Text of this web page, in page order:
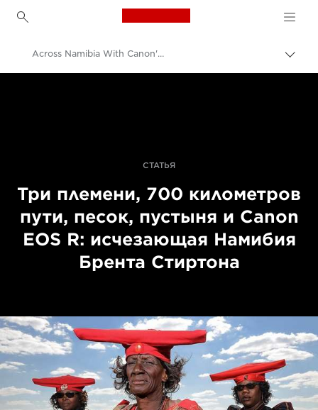
Canon Logo, back to
Across Namibia With Canon's EOS R Full-Frame Mirrorless Camera
СТАТЬЯ
Три племени, 700 километров
пути, песок, пустыня и Canon
EOS R: исчезающая Намибия
Брента Стиртона